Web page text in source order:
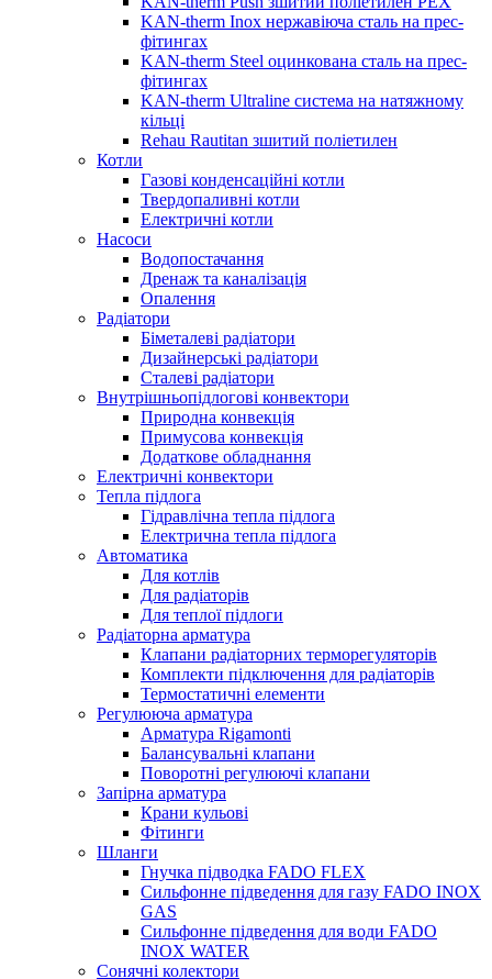
KAN-therm Inox нержавіюча сталь на прес-
фітингах
KAN-therm Steel оцинкована сталь на прес-
фітингах
KAN-therm Ultraline система на натяжному
кільці
Rehau Rautitan зшитий поліетилен
Котли
Газові конденсаційні котли
Твердопаливні котли
Електричні котли
Насоси
Водопостачання
Дренаж та каналізація
Опалення
Радіатори
Біметалеві радіатори
Дизайнерські радіатори
Сталеві радіатори
Внутрішньопідлогові конвектори
Природна конвекція
Примусова конвекція
Додаткове обладнання
Електричні конвектори
Тепла підлога
Гідравлічна тепла підлога
Електрична тепла підлога
Автоматика
Для котлів
Для радіаторів
Для теплої підлоги
Радіаторна арматура
Клапани радіаторних терморегуляторів
Комплекти підключення для радіаторів
Термостатичні елементи
Регулююча арматура
Арматура Rigamonti
Балансувальні клапани
Поворотні регулюючі клапани
Запірна арматура
Крани кульові
Фітинги
Шланги
Гнучка підводка FADO FLEX
Сильфонне підведення для газу FADO INOX
GAS
Сильфонне підведення для води FADO
INOX WATER
Сонячні колектори